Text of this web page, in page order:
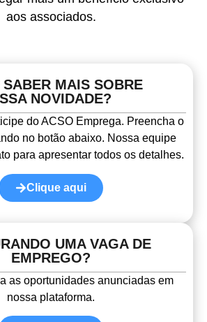
aos associados.
SABER MAIS SOBRE
NOVIDADE?
do ACSO Emprega. Preencha o
no botão abaixo. Nossa equipe
para apresentar todos os detalhes.
Clique aqui
UMA VAGA DE
EMPREGO?
as oportunidades anunciadas em
nossa plataforma.